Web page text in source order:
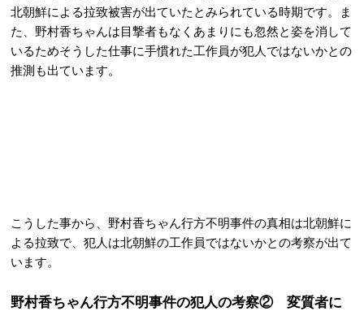
北朝鮮による拉致被害が出ていたとみられている時期です。ま
た、野村香ちゃんは目撃者もなくあまりにも忽然と姿を消して
いるためそうした仕事に手慣れた工作員が犯人ではないかとの
推測も出ています。
こうした事から、野村香ちゃん行方不明事件の真相は北朝鮮に
よる拉致で、犯人は北朝鮮の工作員ではないかとの考察が出て
います。
野村香ちゃん行方不明事件の犯人の考察② 変質者に